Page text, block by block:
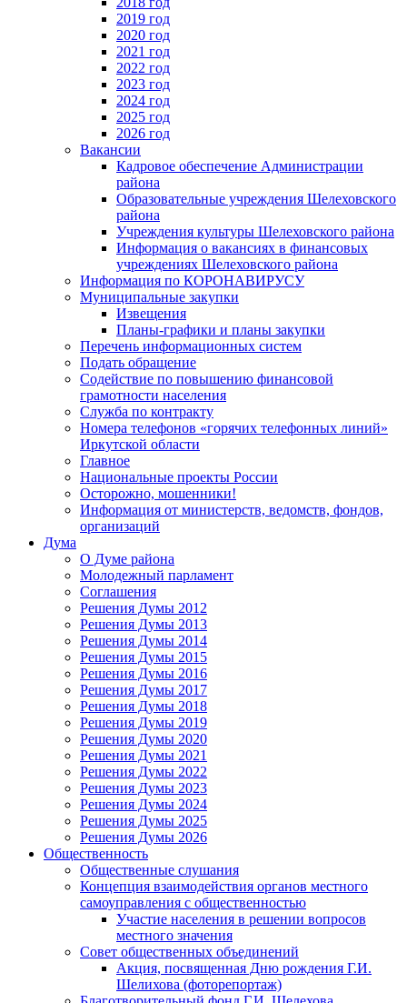
2019 год
2020 год
2021 год
2022 год
2023 год
2024 год
2025 год
2026 год
Вакансии
Кадровое обеспечение Администрации
района
Образовательные учреждения Шелеховского
района
Учреждения культуры Шелеховского района
Информация о вакансиях в финансовых
учреждениях Шелеховского района
Информация по КОРОНАВИРУСУ
Муниципальные закупки
Извещения
Планы-графики и планы закупки
Перечень информационных систем
Подать обращение
Содействие по повышению финансовой
грамотности населения
Служба по контракту
Номера телефонов «горячих телефонных линий»
Иркутской области
Главное
Национальные проекты России
Осторожно, мошенники!
Информация от министерств, ведомств, фондов,
организаций
Дума
О Думе района
Молодежный парламент
Соглашения
Решения Думы 2012
Решения Думы 2013
Решения Думы 2014
Решения Думы 2015
Решения Думы 2016
Решения Думы 2017
Решения Думы 2018
Решения Думы 2019
Решения Думы 2020
Решения Думы 2021
Решения Думы 2022
Решения Думы 2023
Решения Думы 2024
Решения Думы 2025
Решения Думы 2026
Общественность
Общественные слушания
Концепция взаимодействия органов местного
самоуправления с общественностью
Участие населения в решении вопросов
местного значения
Совет общественных объединений
Акция, посвященная Дню рождения Г.И.
Шелихова (фоторепортаж)